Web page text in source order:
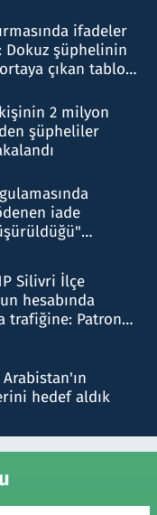
ifadeler
şüphelinin
çıkan tablo
2 milyon
şüpheliler
iade
Silivri İlçe
hesabında
trafiğine: Patron
hedef aldık